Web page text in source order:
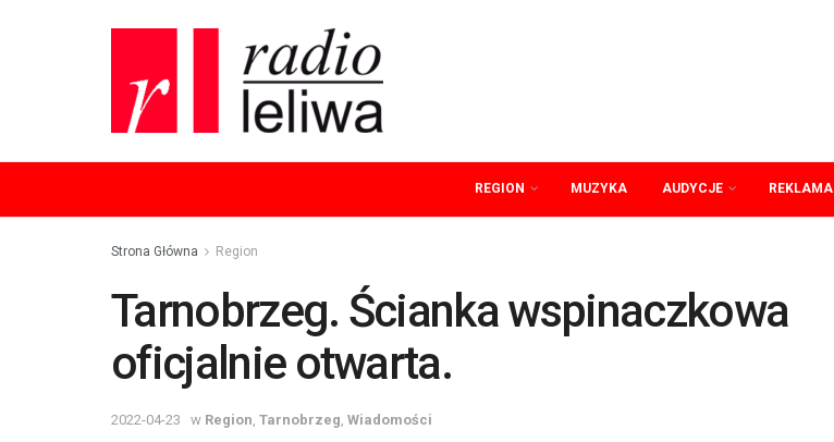
REGION MUZYKA AUDYCJE REKLAMA
Strona Główna Region
Tarnobrzeg. Ścianka wspinaczkowa
oficjalnie otwarta.
2022-04-23 w Region Tarnobrzeg Wiadomości